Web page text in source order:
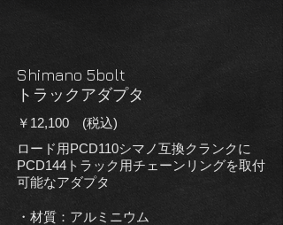
Shimano 5bolt
​トラックアダプタ
￥12,100 (税込)
ロード用PCD110シマノ互換クランクに
PCD144トラック用チェーンリングを取付
可能なアダプタ
・材質：アルミニウム